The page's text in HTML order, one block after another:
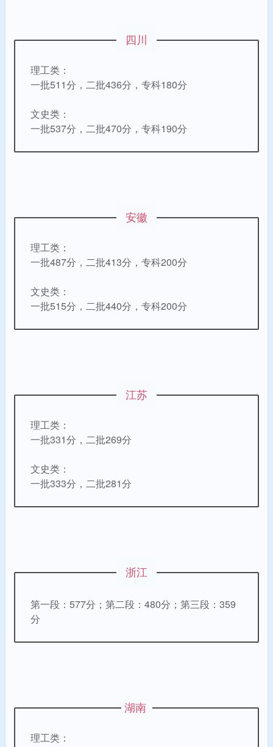
四川
理工类：
一批511分，二批436分，专科180分
文史类：
一批537分，二批470分，专科190分
安徽
理工类：
一批487分，二批413分，专科200分
文史类：
一批515分，二批440分，专科200分
江苏
理工类：
一批331分，二批269分
文史类：
一批333分，二批281分
浙江
第一段：577分；第二段：480分；第三段：359
分
湖南
理工类：